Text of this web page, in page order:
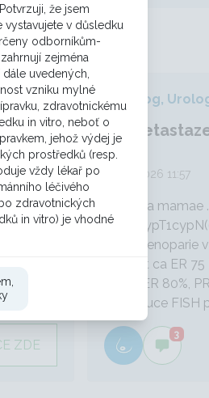
-
v
(
NST s
ZDE
Onkolog,
Po
poz
30. 6. 2026 11:57
Pac s ca
NCHT
lymfadenoparie
dif dukt ca ER
uzliny ER 80%,
Olomouce FISH
3
že jsem
vystavujete v důsledku
odborníkům-
zejména
uvedených,
vzniku mylné
zdravotnickému
in vitro, neboť o
jehož výdej je
prostředků (resp.
vždy lékař po
léčivého
zdravotnických
in vitro) je vhodné